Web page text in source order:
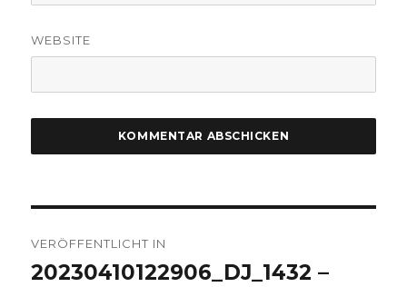
WEBSITE
VERÖFFENTLICHT IN
20230410122906_DJ_1432 –